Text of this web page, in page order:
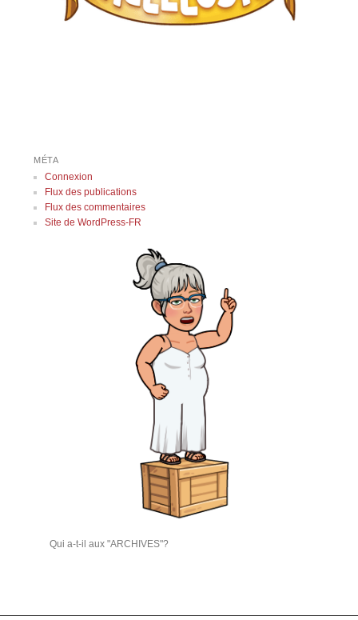
MÉTA
Connexion
Flux des publications
Flux des commentaires
Site de WordPress-FR
Qui a-t-il aux "ARCHIVES"?